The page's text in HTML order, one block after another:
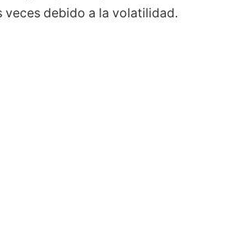
veces debido a la volatilidad.